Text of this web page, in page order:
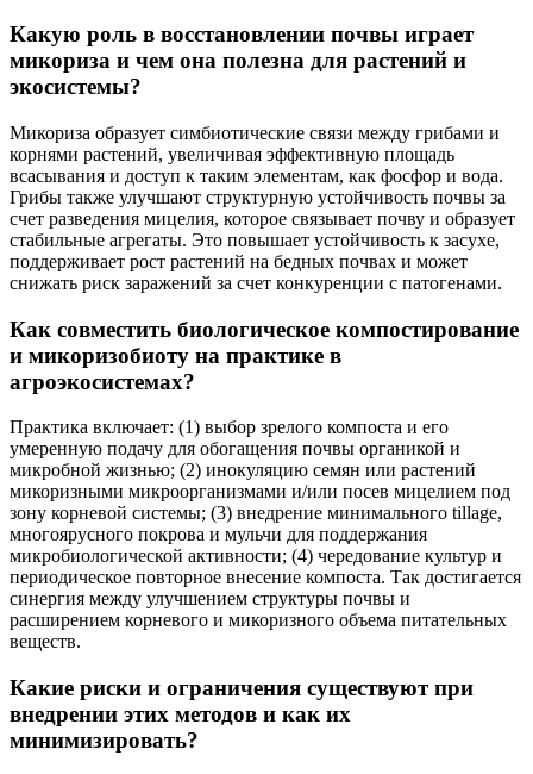
Какую роль в восстановлении почвы играет
микориза и чем она полезна для растений и
экосистемы?
Микориза образует симбиотические связи между грибами и
корнями растений, увеличивая эффективную площадь
всасывания и доступ к таким элементам, как фосфор и вода.
Грибы также улучшают структурную устойчивость почвы за
счет разведения мицелия, которое связывает почву и образует
стабильные агрегаты. Это повышает устойчивость к засухе,
поддерживает рост растений на бедных почвах и может
снижать риск заражений за счет конкуренции с патогенами.
Как совместить биологическое компостирование
и микоризобиоту на практике в
агроэкосистемах?
Практика включает: (1) выбор зрелого компоста и его
умеренную подачу для обогащения почвы органикой и
микробной жизнью; (2) инокуляцию семян или растений
микоризными микроорганизмами и/или посев мицелием под
зону корневой системы; (3) внедрение минимального tillage,
многоярусного покрова и мульчи для поддержания
микробиологической активности; (4) чередование культур и
периодическое повторное внесение компоста. Так достигается
синергия между улучшением структуры почвы и
расширением корневого и микоризного объема питательных
веществ.
Какие риски и ограничения существуют при
внедрении этих методов и как их
минимизировать?